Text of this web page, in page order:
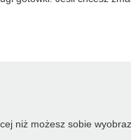
niż możesz sobie